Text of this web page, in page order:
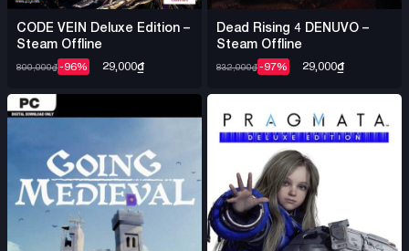
CODE VEIN Deluxe Edition –
Steam Offline
800,000₫-96% 29,000₫
Dead Rising 4 DENUVO –
Steam Offline
832,000₫-97% 29,000₫